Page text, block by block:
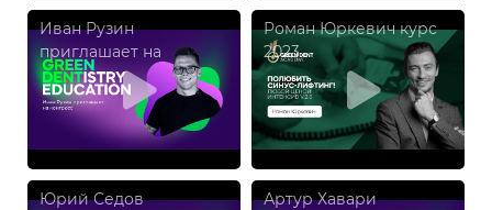
Иван Рузин
приглашает на
конгресс GREEN
DENTISTRY EDUCATION
Роман Юркевич курс
2023
Юрий Седов
Артур Хавари